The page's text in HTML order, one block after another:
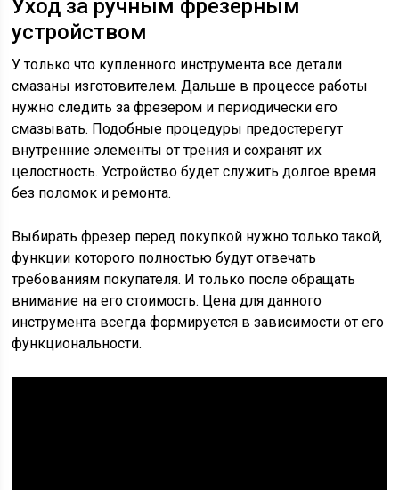
Уход за ручным фрезерным
устройством
У только что купленного инструмента все детали
смазаны изготовителем. Дальше в процессе работы
нужно следить за фрезером и периодически его
смазывать. Подобные процедуры предостерегут
внутренние элементы от трения и сохранят их
целостность. Устройство будет служить долгое время
без поломок и ремонта.
Выбирать фрезер перед покупкой нужно только такой,
функции которого полностью будут отвечать
требованиям покупателя. И только после обращать
внимание на его стоимость. Цена для данного
инструмента всегда формируется в зависимости от его
функциональности.